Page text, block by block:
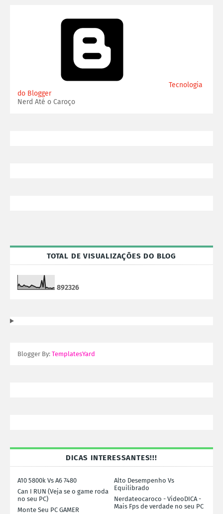
Tecnologia
do Blogger
Nerd Até o Caroço
TOTAL DE VISUALIZAÇÕES DO BLOG
892326
Blogger By: TemplatesYard
DICAS INTERESSANTES!!!
A10 5800k Vs A6 7480
Alto Desempenho Vs
Equilibrado
Can I RUN (Veja se o game roda
no seu PC)
Nerdateocaroco - VideoDICA -
Mais Fps de verdade no seu PC
Monte Seu PC GAMER